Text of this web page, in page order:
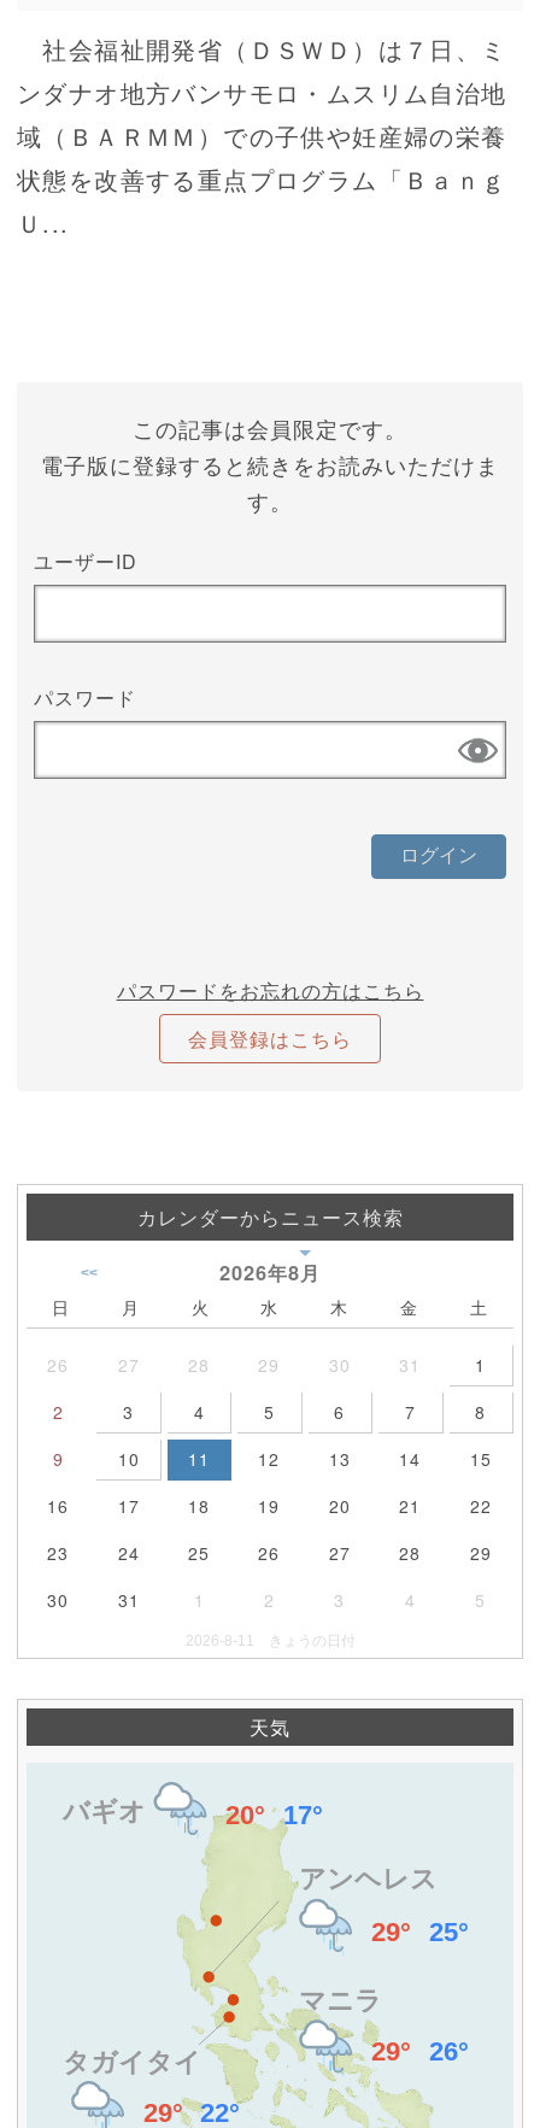
社会福祉開発省（ＤＳＷＤ）は７日、ミ
ンダナオ地方バンサモロ・ムスリム自治地
域（ＢＡＲＭＭ）での子供や妊産婦の栄養
状態を改善する重点プログラム「Ｂａｎｇ
Ｕ...
この記事は会員限定です。
電子版に登録すると続きをお読みいただけま
す。
ユーザーID
パスワード
パスワードをお忘れの方はこちら
会員登録はこちら
カレンダーからニュース検索
2026年8月
<<
日 月 火 水 木 金 土
26 27 28 29 30 31
1
2
3 4 5 6 7
8
9
10 11 12 13 14
15
16
17 18 19 20 21
22
23
24 25 26 27 28
29
30
31 1 2 3 4 5
2026-8-11 きょうの日付
天気